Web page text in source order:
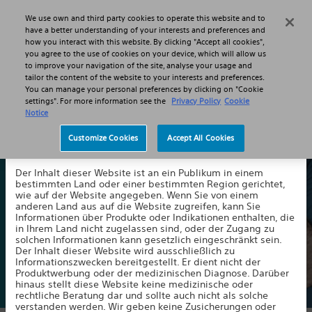
MENU
Haftungsausschluss
Willkommen auf unserer Website. Indem Sie auf die
Schaltfläche unten klicken, akzeptieren Sie Folgendes:
Der Inhalt dieser Website ist an ein Publikum in einem
bestimmten Land oder einer bestimmten Region gerichtet,
wie auf der Website angegeben. Wenn Sie von einem
anderen Land aus auf die Website zugreifen, kann Sie
Informationen über Produkte oder Indikationen enthalten, die
in Ihrem Land nicht zugelassen sind, oder der Zugang zu
solchen Informationen kann gesetzlich eingeschränkt sein.
Der Inhalt dieser Website wird ausschließlich zu
Informationszwecken bereitgestellt. Er dient nicht der
Produktwerbung oder der medizinischen Diagnose. Darüber
hinaus stellt diese Website keine medizinische oder
rechtliche Beratung dar und sollte auch nicht als solche
verstanden werden. Wir geben keine Zusicherungen oder
Rückenmarkstimulation ausprobieren
Mit Hilfe eines temporär implantierten SCS-Systems können
Sie die Therapie ausprobieren und deren Wirkung aus erster
Hand erfahren.
Kontaktieren Sie uns
We use own and third party cookies to operate this website and to
have a better understanding of your interests and preferences and
how you interact with this website. By clicking "Accept all cookies",
you agree to the use of cookies on your device, which will allow us
to improve your navigation of the site, analyse your usage and
tailor the content of the website to your interests and preferences.
You can manage your personal preferences by clicking on "Cookie
settings". For more information see the Privacy Policy Cookie
Notice
Customize Cookies Accept All Cookies